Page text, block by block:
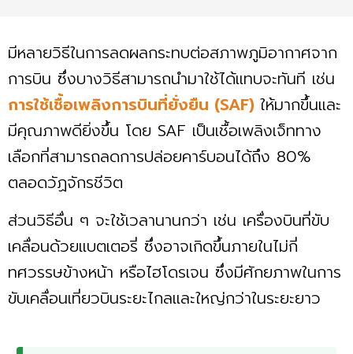
มีหลายวิธีในการลดผลกระทบต่อสภาพภูมิอากาศจาก
การบิน ซึ่งบางวิธีสามารถนำมาใช้ได้แทบจะทันที เช่น
การใช้เชื้อเพลิงการบินที่ยั่งยืน (SAF) ให้มากขึ้นและ
มีคุณภาพดียิ่งขึ้น โดย SAF เป็นเชื้อเพลิงเจ็ททาง
เลือกที่สามารถลดการปล่อยคาร์บอนได้ถึง 80%
ตลอดวัฏจักรชีวิต
ส่วนวิธีอื่น ๆ จะใช้เวลานานกว่า เช่น เครื่องบินที่ขับ
เคลื่อนด้วยแบตเตอรี่ ซึ่งอาจเกิดขึ้นภายในไม่กี่
ทศวรรษข้างหน้า หรือไฮโดรเจน ซึ่งมีศักยภาพในการ
ขับเคลื่อนเที่ยวบินระยะไกลและใหญ่กว่าในระยะยาว